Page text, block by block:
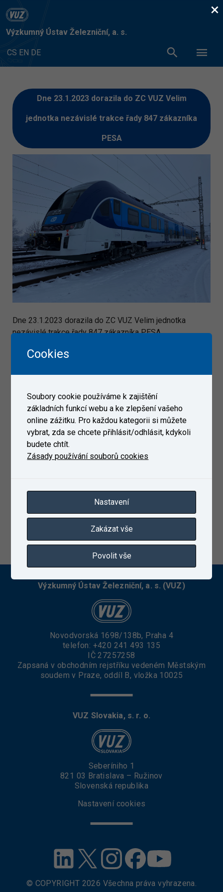
Výzkumný Ústav Železniční, a. s.
CS EN DE
Dne 23.1.2023 dorazila do ZC VUZ Velim
jednotka nezávislé trakce řady 847 zákazníka
PESA
Dne 23.1.2023 dorazila do ZC VUZ Velim jednotka
nezávislé trakce řady 847 zákazníka PESA.
23. 1. 2023
Výzkumný Ústav Železniční, a. s. (VUZ)
Novodvorská 1698/138b, Praha 4
telefon: +420 241 493 135
IČ 27257258
Zapsaná v obchodním rejstříku vedeném Městským
soudem v Praze, oddíl B, vložka 10025
© COPYRIGHT 2026 Všechna práva vyhrazena.
VUZ Slovakia, s. r. o.
Seberíniho 1
821 03 Bratislava – Ružinov
Slovenská republika
Nastavení cookies
×
Cookies
Soubory cookie používáme k zajištění
základních funkcí webu a ke zlepšení vašeho
online zážitku. Pro každou kategorii si můžete
vybrat, zda se chcete přihlásit/odhlásit, kdykoli
budete chtít.
Zásady používání souborů cookies
Nastavení
Zakázat vše
Povolit vše